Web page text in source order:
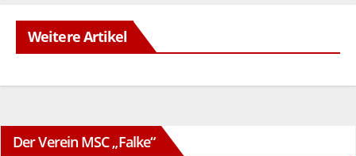
Weitere Artikel
Der Verein MSC „Falke“